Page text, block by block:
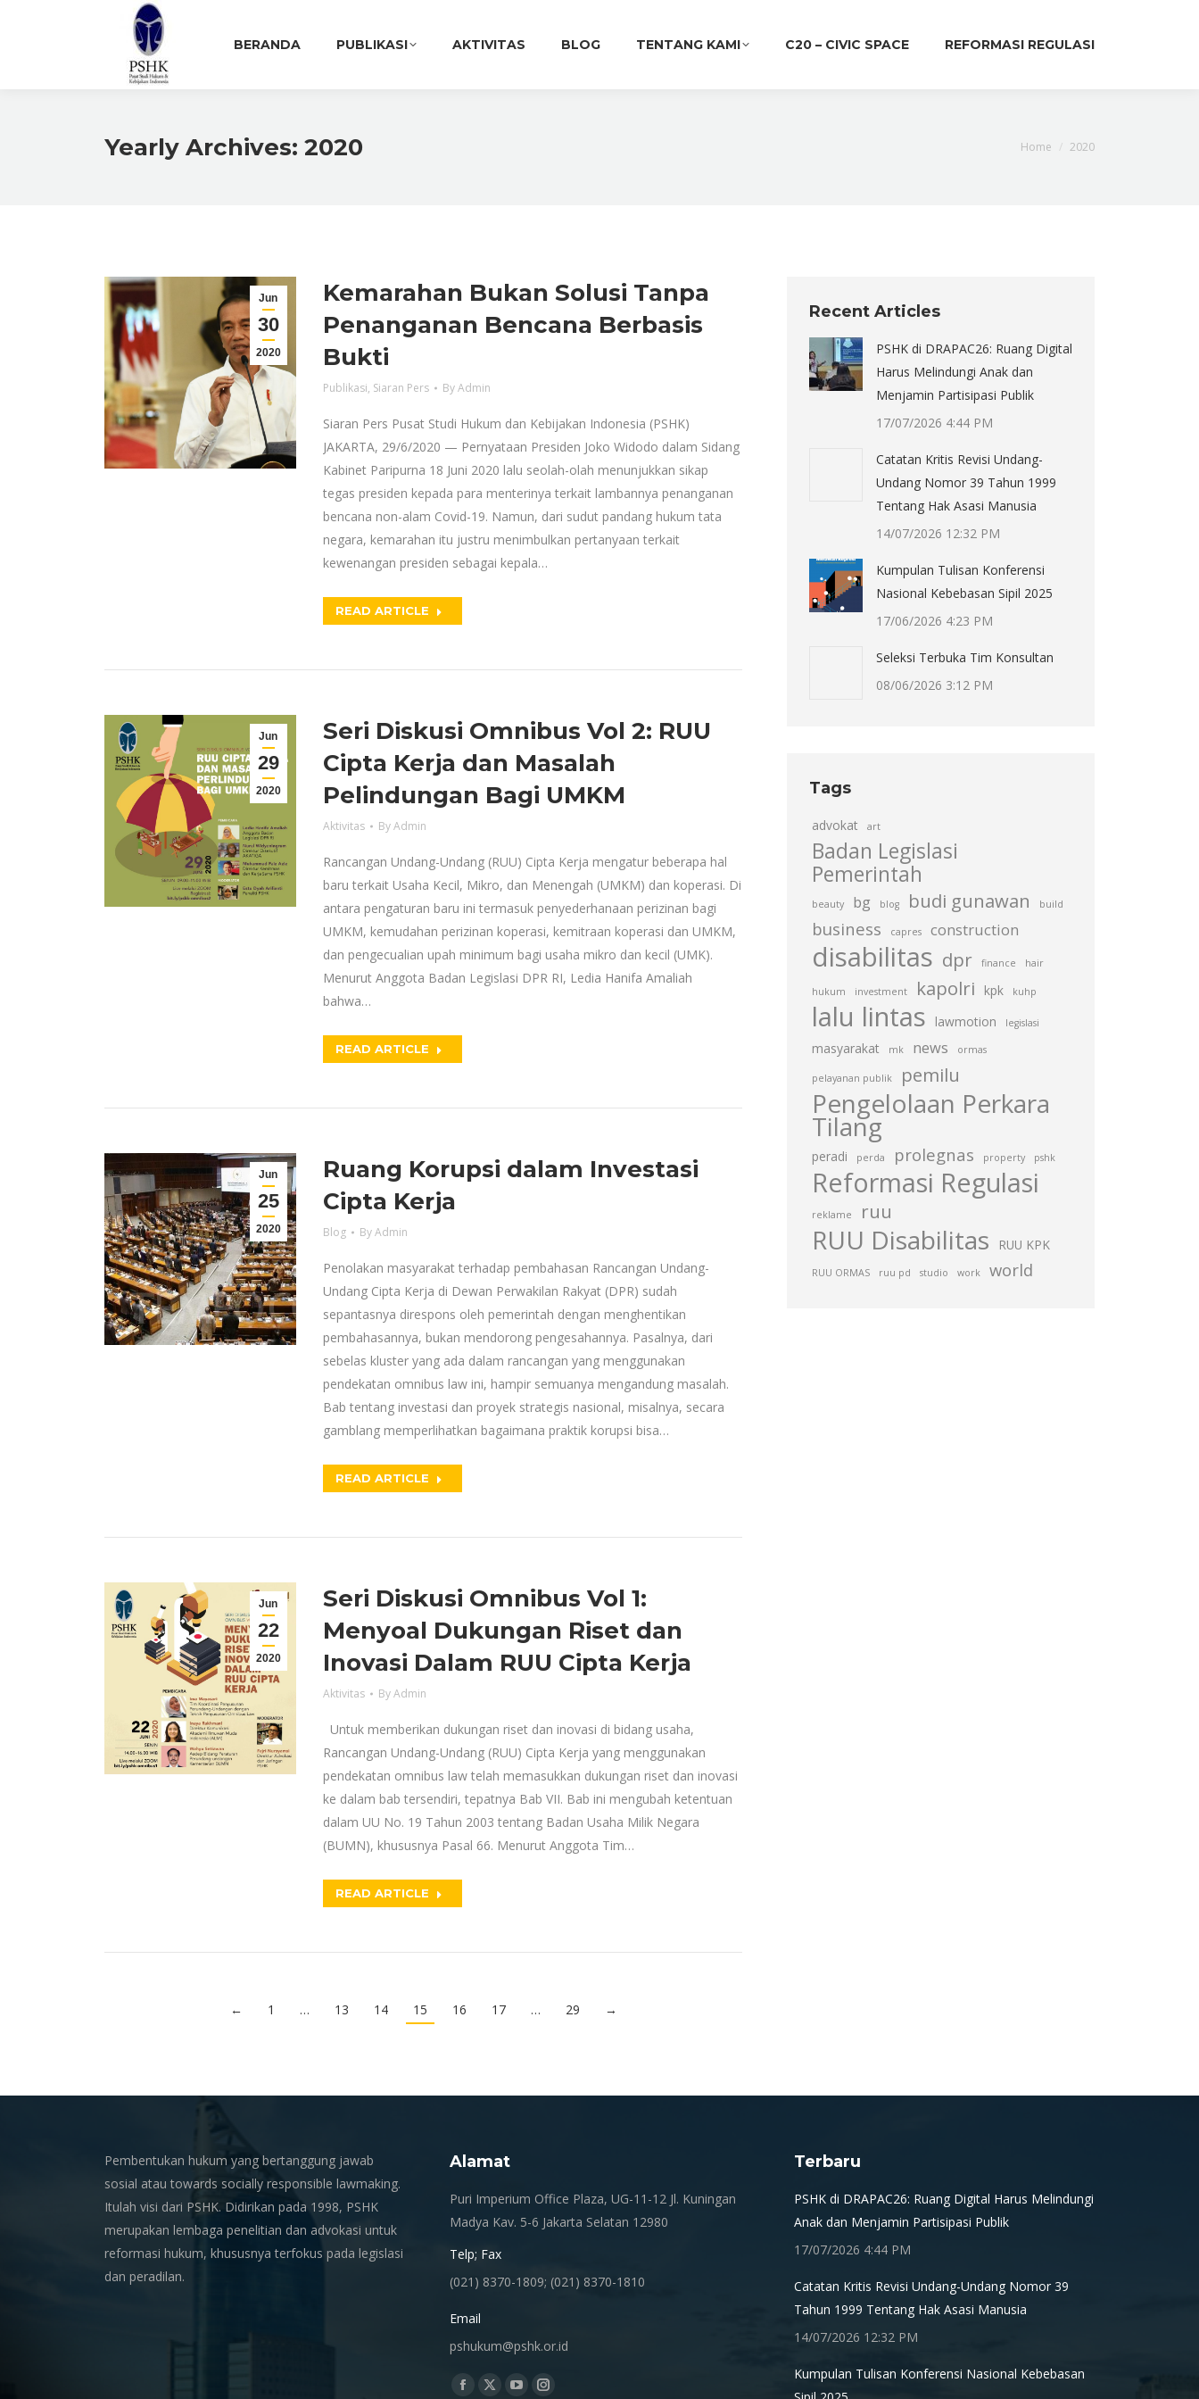
BERANDA PUBLIKASI AKTIVITAS BLOG TENTANG KAMI C20 – CIVIC SPACE REFORMASI REGULASI
Yearly Archives: 2020 You are here:
Home 2020
Jun
30
2020
Kemarahan Bukan Solusi Tanpa
Penanganan Bencana Berbasis
Bukti
Publikasi, Siaran Pers ByAdmin
Siaran Pers Pusat Studi Hukum dan Kebijakan Indonesia (PSHK)
JAKARTA, 29/6/2020 — Pernyataan Presiden Joko Widodo dalam Sidang
Kabinet Paripurna 18 Juni 2020 lalu seolah-olah menunjukkan sikap
tegas presiden kepada para menterinya terkait lambannya penanganan
bencana non-alam Covid-19. Namun, dari sudut pandang hukum tata
negara, kemarahan itu justru menimbulkan pertanyaan terkait
kewenangan presiden sebagai kepala…
READ ARTICLE
Jun
29
2020
Seri Diskusi Omnibus Vol 2: RUU
Cipta Kerja dan Masalah
Pelindungan Bagi UMKM
Aktivitas ByAdmin
Rancangan Undang-Undang (RUU) Cipta Kerja mengatur beberapa hal
baru terkait Usaha Kecil, Mikro, dan Menengah (UMKM) dan koperasi. Di
antara pengaturan baru ini termasuk penyederhanaan perizinan bagi
UMKM, kemudahan perizinan koperasi, kemitraan koperasi dan UMKM,
dan pengecualian upah minimum bagi usaha mikro dan kecil (UMK).
Menurut Anggota Badan Legislasi DPR RI, Ledia Hanifa Amaliah
bahwa…
READ ARTICLE
Jun
25
2020
Ruang Korupsi dalam Investasi
Cipta Kerja
Blog ByAdmin
Penolakan masyarakat terhadap pembahasan Rancangan Undang-
Undang Cipta Kerja di Dewan Perwakilan Rakyat (DPR) sudah
sepantasnya direspons oleh pemerintah dengan menghentikan
pembahasannya, bukan mendorong pengesahannya. Pasalnya, dari
sebelas kluster yang ada dalam rancangan yang menggunakan
pendekatan omnibus law ini, hampir semuanya mengandung masalah.
Bab tentang investasi dan proyek strategis nasional, misalnya, secara
gamblang memperlihatkan bagaimana praktik korupsi bisa…
READ ARTICLE
Jun
22
2020
Seri Diskusi Omnibus Vol 1:
Menyoal Dukungan Riset dan
Inovasi Dalam RUU Cipta Kerja
Aktivitas ByAdmin
Untuk memberikan dukungan riset dan inovasi di bidang usaha,
Rancangan Undang-Undang (RUU) Cipta Kerja yang menggunakan
pendekatan omnibus law telah memasukkan dukungan riset dan inovasi
ke dalam bab tersendiri, tepatnya Bab VII. Bab ini mengubah ketentuan
dalam UU No. 19 Tahun 2003 tentang Badan Usaha Milik Negara
(BUMN), khususnya Pasal 66. Menurut Anggota Tim…
READ ARTICLE
← 1 … 13 14 15 16 17 … 29 →
Recent Articles
PSHK di DRAPAC26: Ruang Digital
Harus Melindungi Anak dan
Menjamin Partisipasi Publik
17/07/2026 4:44 PM
Catatan Kritis Revisi Undang-
Undang Nomor 39 Tahun 1999
Tentang Hak Asasi Manusia
14/07/2026 12:32 PM
Kumpulan Tulisan Konferensi
Nasional Kebebasan Sipil 2025
17/06/2026 4:23 PM
Seleksi Terbuka Tim Konsultan
08/06/2026 3:12 PM
Tags
advokat art
Badan Legislasi
Pemerintah
beauty bg blog budi gunawan build
business capres construction
disabilitas dpr finance hair
hukum investment kapolri kpk kuhp
lalu lintas lawmotion legislasi
masyarakat mk news ormas
pelayanan publik pemilu
Pengelolaan Perkara
Tilang
peradi perda prolegnas property pshk
Reformasi Regulasi
reklame ruu
RUU Disabilitas RUU KPK
RUU ORMAS ruu pd studio work world
Pembentukan hukum yang bertanggung jawab
sosial atau towards socially responsible lawmaking.
Itulah visi dari PSHK. Didirikan pada 1998, PSHK
merupakan lembaga penelitian dan advokasi untuk
reformasi hukum, khususnya terfokus pada legislasi
dan peradilan.
Alamat
Puri Imperium Office Plaza, UG-11-12 Jl. Kuningan
Madya Kav. 5-6 Jakarta Selatan 12980
Telp; Fax
(021) 8370-1809; (021) 8370-1810
Email
pshukum@pshk.or.id
Find us on:
Facebook
X YouTubeInstagram
Terbaru
PSHK di DRAPAC26: Ruang Digital Harus Melindungi
Anak dan Menjamin Partisipasi Publik
17/07/2026 4:44 PM
Catatan Kritis Revisi Undang-Undang Nomor 39
Tahun 1999 Tentang Hak Asasi Manusia
14/07/2026 12:32 PM
Kumpulan Tulisan Konferensi Nasional Kebebasan